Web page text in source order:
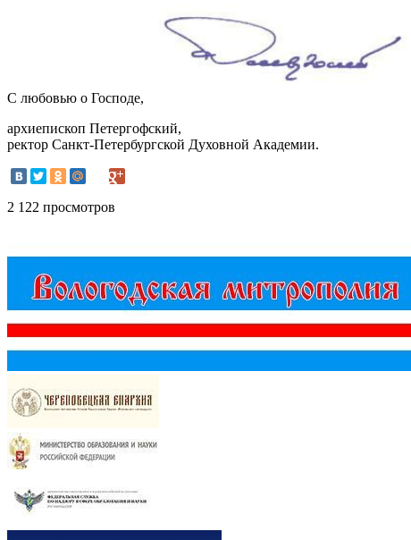
С любовью о Господе,
архиепископ Петергофский,
ректор Санкт-Петербургской Духовной Академии.
2 122 просмотров